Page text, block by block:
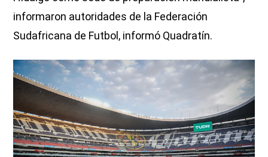
informaron autoridades de la Federación
Sudafricana de Futbol, informó Quadratín.